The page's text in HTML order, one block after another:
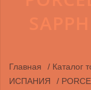
Главная / Каталог
ИСПАНИЯ
/